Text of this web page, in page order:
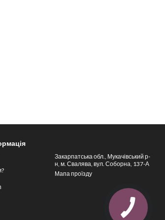
Закарпатська обл., Мукачівський р-
н, м. Свалява, вул. Соборна, 137-А
Мапа проїзду